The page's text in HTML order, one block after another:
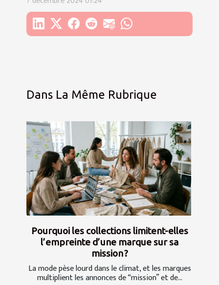
Dans La Même Rubrique
Pourquoi les collections limitent-elles
l’empreinte d’une marque sur sa
mission ?
La mode pèse lourd dans le climat, et les marques
multiplient les annonces de “mission” et de...